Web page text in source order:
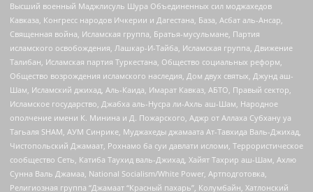
Высший военный Маджлисуль Шура Объединенных сил моджахедов
Кавказа, Конгресс народов Ичкерии и Дагестана, База, Асбат аль-Ансар,
Священная война, Исламская группа, Братья-мусульмане, Партия
исламского освобождения, Лашкар-И-Тайба, Исламская группа, Движение
Талибан, Исламская партия Туркестана, Общество социальных реформ,
Общество возрождения исламского наследия, Дом двух святых, Джунд аш-
Шам, Исламский джихад, Аль-Каида, Имарат Кавказ, АБТО, Правый сектор,
Исламское государство, Джабха аль-Нусра ли-Ахль аш-Шам, Народное
ополчение имени К. Минина и Д. Пожарского, Аджр от Аллаха Субхану уа
Тагьаля SHAM, АУМ Синрике, Муджахеды джамаата Ат-Тавхида Валь-Джихад,
Чистопольский Джамаат, Рохнамо ба суи давлати исломи, Террористическое
сообщество Сеть, Катиба Таухид валь-Джихад, Хайят Тахрир аш-Шам, Ахлю
Сунна Валь Джамаа, National Socialism/White Power, Артподготовка,
Религиозная группа “Джамаат “Красный пахарь”, Колумбайн, Хатлонский